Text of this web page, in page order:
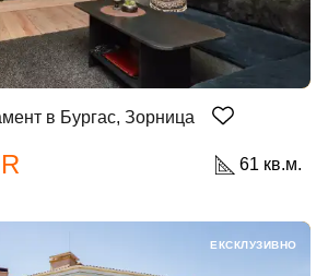
в Бургас, Зорница
61 кв.м.
ЕКСКЛУЗИВНО